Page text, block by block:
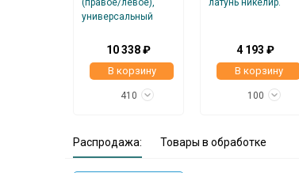
10 338 ₽
В корзину
410
4 193 ₽
В корзину
100
Распродажа: Товары в обработке